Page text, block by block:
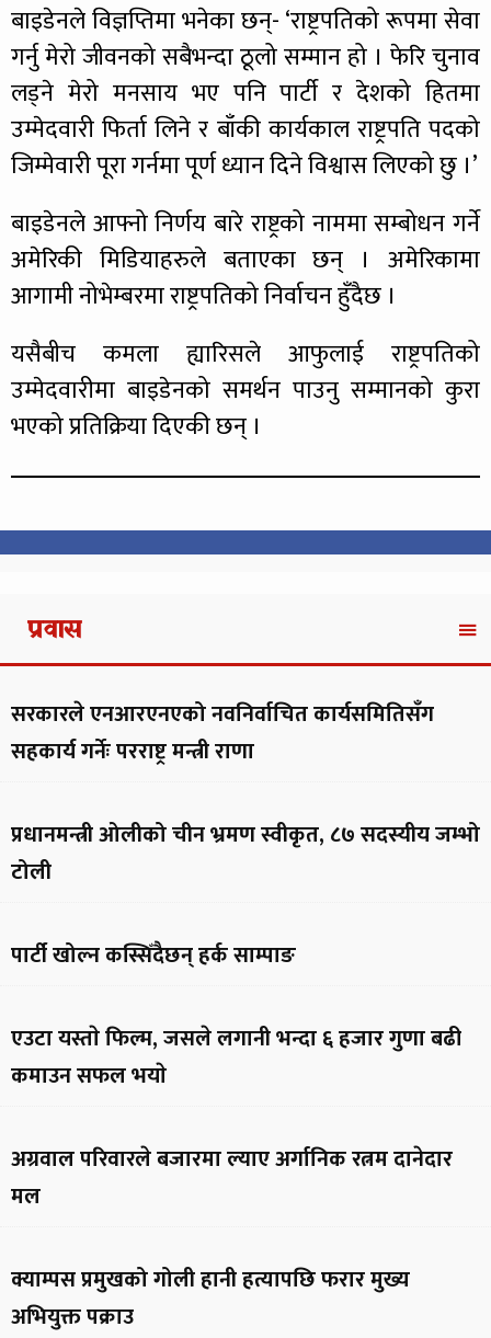
बाइडेनले विज्ञप्तिमा भनेका छन्- ‘राष्ट्रपतिको रूपमा सेवा
गर्नु मेरो जीवनको सबैभन्दा ठूलो सम्मान हो । फेरि चुनाव
लड्ने मेरो मनसाय भए पनि पार्टी र देशको हितमा
उम्मेदवारी फिर्ता लिने र बाँकी कार्यकाल राष्ट्रपति पदको
जिम्मेवारी पूरा गर्नमा पूर्ण ध्यान दिने विश्वास लिएको छु ।’
बाइडेनले आफ्नो निर्णय बारे राष्ट्रको नाममा सम्बोधन गर्ने
अमेरिकी मिडियाहरुले बताएका छन् । अमेरिकामा
आगामी नोभेम्बरमा राष्ट्रपतिको निर्वाचन हुँदैछ ।
यसैबीच कमला ह्यारिसले आफुलाई राष्ट्रपतिको
उम्मेदवारीमा बाइडेनको समर्थन पाउनु सम्मानको कुरा
भएको प्रतिक्रिया दिएकी छन् ।
प्रवास
सरकारले एनआरएनएको नवनिर्वाचित कार्यसमितिसँग
सहकार्य गर्नेः परराष्ट्र मन्त्री राणा
प्रधानमन्त्री ओलीको चीन भ्रमण स्वीकृत, ८७ सदस्यीय जम्भो
टोली
पार्टी खोल्न कस्सिँदैछन् हर्क साम्पाङ
एउटा यस्ताे फिल्म, जसले लगानी भन्दा ६ हजार गुणा बढी
कमाउन सफल भयाे
अग्रवाल परिवारले बजारमा ल्याए अर्गानिक रत्नम दानेदार
मल
क्याम्पस प्रमुखको गोली हानी हत्यापछि फरार मुख्य
अभियुक्त पक्राउ